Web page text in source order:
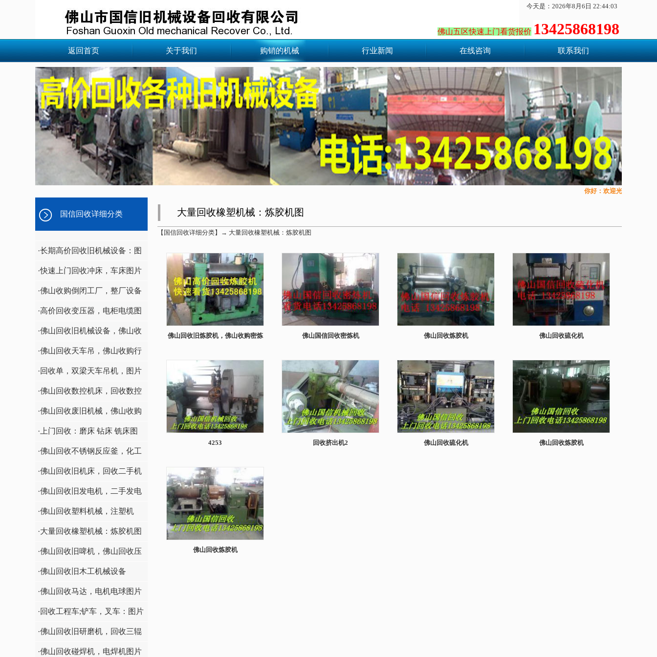
今天是：2026年8月6日 22:44:04
佛山五区快速上门看货报价 13425868198
返回首页 关于我们 购销的机械 行业新闻 在线咨询 联系我们
你好：欢迎光临、佛山国
国信回收详细分类
·长期高价回收旧机械设备：图
·快速上门回收冲床，车床图片
·佛山收购倒闭工厂，整厂设备
回收
·高价回收变压器，电柜电缆图
·佛山回收旧机械设备，佛山收
购旧机械
·佛山回收天车吊，佛山收购行
车吊图
·回收单，双梁天车吊机，图片
·佛山回收数控机床，回收数控
车床，回收数控铣床
·佛山回收废旧机械，佛山收购
旧机床，佛山回收旧设备
·上门回收：磨床 钻床 铣床图
·佛山回收不锈钢反应釜，化工
机械
·佛山回收旧机床，回收二手机
床
·佛山回收旧发电机，二手发电
机
·佛山回收塑料机械，注塑机
·大量回收橡塑机械：炼胶机图
·佛山回收旧啤机，佛山回收压
痕机
·佛山回收旧木工机械设备
·佛山回收马达，电机电球图片
·回收工程车;铲车，叉车：图片
·佛山回收旧研磨机，回收三辊
机图片
·佛山回收碰焊机，电焊机图片
大量回收橡塑机械：炼胶机图
【 国信回收详细分类】→ 大量回收橡塑机械：炼胶机图
佛山回收旧炼胶机，佛山收购密炼
佛山国信回收密炼机 佛山回收炼胶机 佛山回收硫化机
4253 回收挤出机2 佛山回收硫化机 佛山回收炼胶机
佛山回收炼胶机